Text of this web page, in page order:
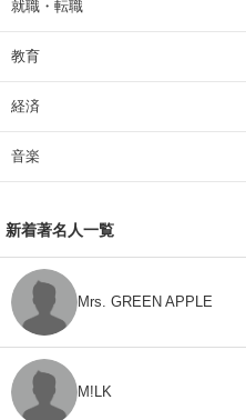
就職・転職
教育
経済
音楽
新着著名人一覧
Mrs. GREEN APPLE
M!LK